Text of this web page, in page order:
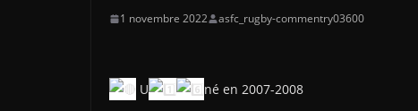
1 novembre 2022 asfc_rugby-commentry03600
U né en 2007-2008